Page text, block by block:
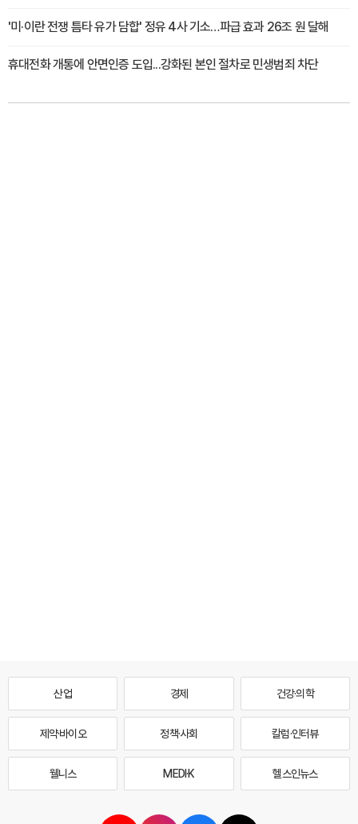
'미·이란 전쟁 틈타 유가 담합' 정유 4사 기소…파급 효과 26조 원 달해
휴대전화 개통에 안면인증 도입...강화된 본인 절차로 민생범죄 차단
산업 경제 건강·의학
제약·바이오 정책·사회 칼럼·인터뷰
웰니스 MEDI·K 헬스인뉴스